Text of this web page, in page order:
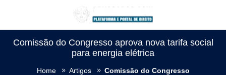
Comissão do Congresso aprova nova tarifa social
para energia elétrica
Home Artigos Comissão do Congresso